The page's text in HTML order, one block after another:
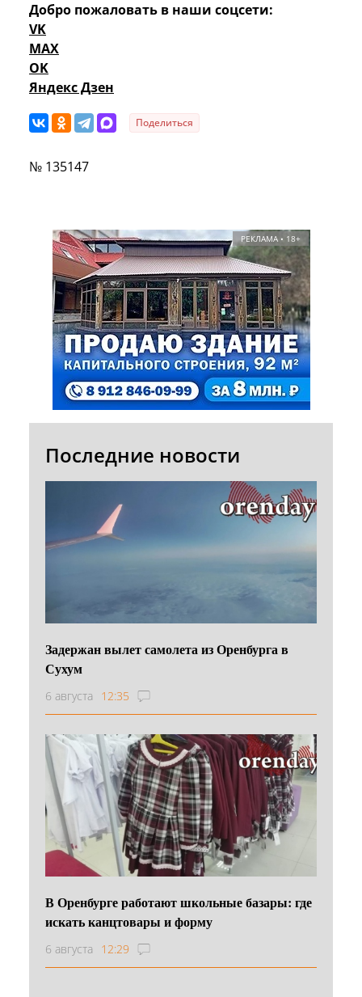
Добро пожаловать в наши соцсети:
VK
MAX
OK
Яндекс Дзен
Поделиться
№ 135147
РЕКЛАМА • 18+
Последние новости
Задержан вылет самолета из Оренбурга в
Сухум
6 августа 12:35
В Оренбурге работают школьные базары: где
искать канцтовары и форму
6 августа 12:29